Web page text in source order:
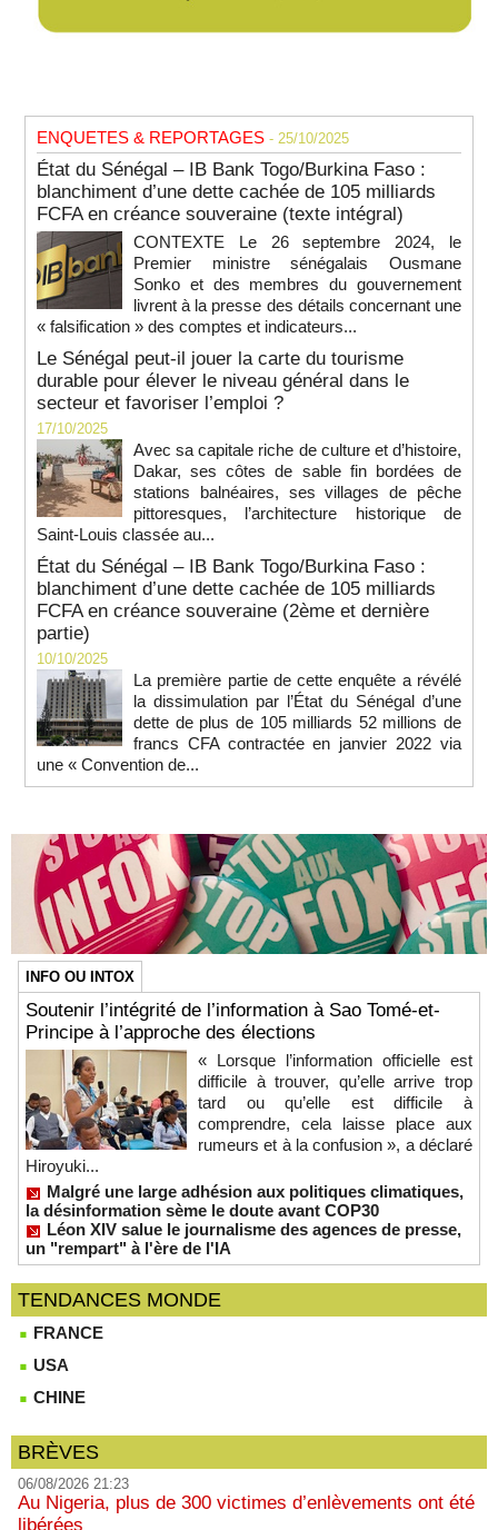
ENQUETES & REPORTAGES - 25/10/2025
État du Sénégal – IB Bank Togo/Burkina Faso :
blanchiment d’une dette cachée de 105 milliards
FCFA en créance souveraine (texte intégral)
CONTEXTE Le 26 septembre 2024, le
Premier ministre sénégalais Ousmane
Sonko et des membres du gouvernement
livrent à la presse des détails concernant une
« falsification » des comptes et indicateurs...
Le Sénégal peut-il jouer la carte du tourisme
durable pour élever le niveau général dans le
secteur et favoriser l’emploi ?
17/10/2025
Avec sa capitale riche de culture et d’histoire,
Dakar, ses côtes de sable fin bordées de
stations balnéaires, ses villages de pêche
pittoresques, l’architecture historique de
Saint-Louis classée au...
État du Sénégal – IB Bank Togo/Burkina Faso :
blanchiment d’une dette cachée de 105 milliards
FCFA en créance souveraine (2ème et dernière
partie)
10/10/2025
La première partie de cette enquête a révélé
la dissimulation par l’État du Sénégal d’une
dette de plus de 105 milliards 52 millions de
francs CFA contractée en janvier 2022 via
une « Convention de...
INFO OU INTOX
Soutenir l’intégrité de l’information à Sao Tomé-et-
Principe à l’approche des élections
« Lorsque l’information officielle est
difficile à trouver, qu’elle arrive trop
tard ou qu’elle est difficile à
comprendre, cela laisse place aux
rumeurs et à la confusion », a déclaré
Hiroyuki...
Malgré une large adhésion aux politiques climatiques,
la désinformation sème le doute avant COP30
Léon XIV salue le journalisme des agences de presse,
un "rempart" à l'ère de l'IA
TENDANCES MONDE
FRANCE
USA
CHINE
BRÈVES
06/08/2026 21:23
Au Nigeria, plus de 300 victimes d’enlèvements ont été
libérées